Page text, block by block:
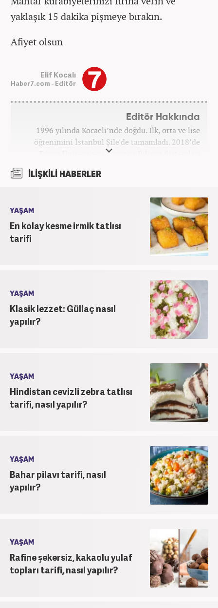
yaklaşık 15 dakika pişmeye bırakın.
Afiyet olsun
Elif Kocalı
Haber7.com - Editör
Editör Hakkında
1996 yılında Kocaeli’nde doğdu. İlk, orta ve lise
öğrenimini İstanbul Şile'de tamamladı. 2018’de
Düzce Üniversitesi Yönetim Bilişim Sistemleri
bağlı Haber7.com bünyesinde ‘SEO Editörü’
İLİŞKİLİ HABERLER
YAŞAM
En kolay kesme irmik tatlısı
tarifi
YAŞAM
Klasik lezzet: Güllaç nasıl
yapılır?
YAŞAM
Hindistan cevizli zebra tatlısı
tarifi, nasıl yapılır?
YAŞAM
Bahar pilavı tarifi, nasıl
yapılır?
YAŞAM
Rafine şekersiz, kakaolu yulaf
topları tarifi, nasıl yapılır?